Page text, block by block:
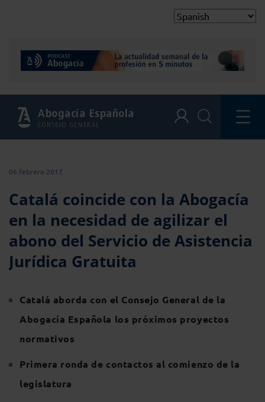
Abogacía Española
CONSEJO GENERAL
06 febrero 2017
Catalá coincide con la Abogacía
en la necesidad de agilizar el
abono del Servicio de Asistencia
Jurídica Gratuita
Catalá aborda con el Consejo General de la
Abogacía Española los próximos proyectos
normativos
Primera ronda de contactos al comienzo de la
legislatura